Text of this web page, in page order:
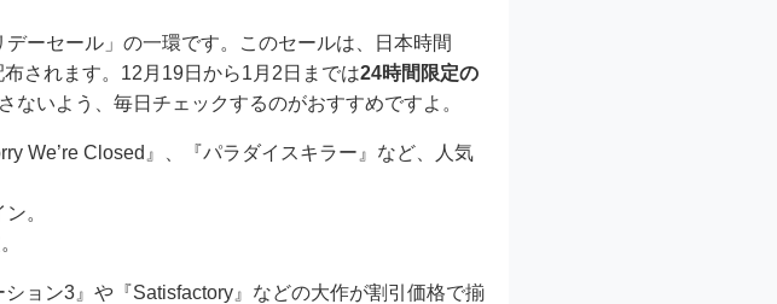
ーセール」の一環です。このセールは、日本時間
されます。12月19日から1月2日までは24時間限定の
いよう、毎日チェックするのがおすすめですよ。
We’re Closed』、『パラダイスキラー』など、人気
。
ョン3』や『Satisfactory』などの大作が割引価格で揃